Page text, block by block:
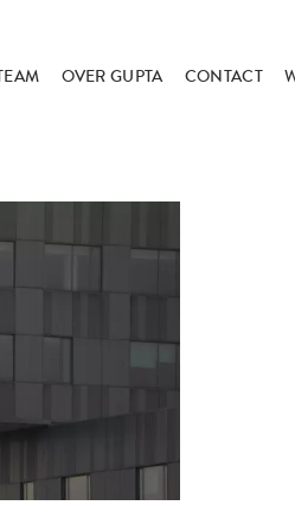
OVER GUPTA CONTACT